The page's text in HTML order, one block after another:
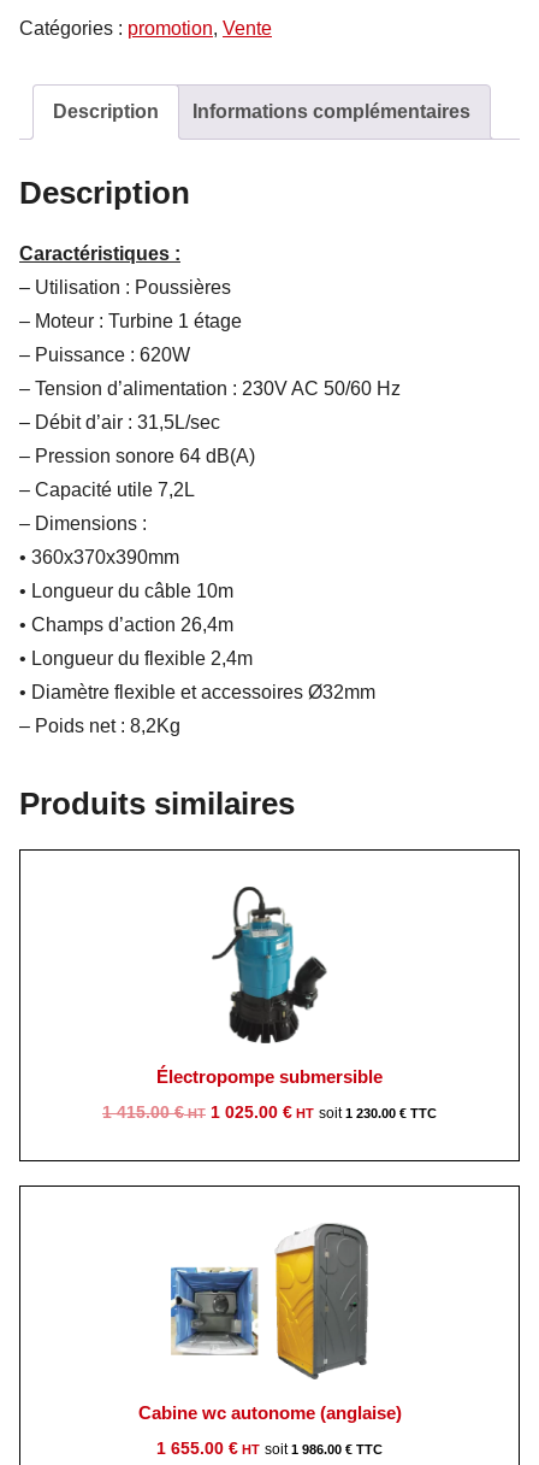
Catégories : promotion, Vente
Description Informations complémentaires
Description
Caractéristiques :
– Utilisation : Poussières
– Moteur : Turbine 1 étage
– Puissance : 620W
– Tension d’alimentation : 230V AC 50/60 Hz
– Débit d’air : 31,5L/sec
– Pression sonore 64 dB(A)
– Capacité utile 7,2L
– Dimensions :
• 360x370x390mm
• Longueur du câble 10m
• Champs d’action 26,4m
• Longueur du flexible 2,4m
• Diamètre flexible et accessoires Ø32mm
– Poids net : 8,2Kg
Produits similaires
Électropompe submersible
1 415.00€
Le
415.00 €.
1 025.00 €
Le
1
025.00 €.
1 230.00 €
Cabine wc autonome (anglaise)
1 655.00 € 1 986.00 €